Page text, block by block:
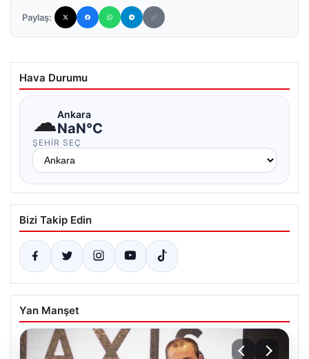
Paylaş:
Hava Durumu
☁Ankara
NaN°C
ŞEHIR SEÇ
Bizi Takip Edin
Yan Manşet